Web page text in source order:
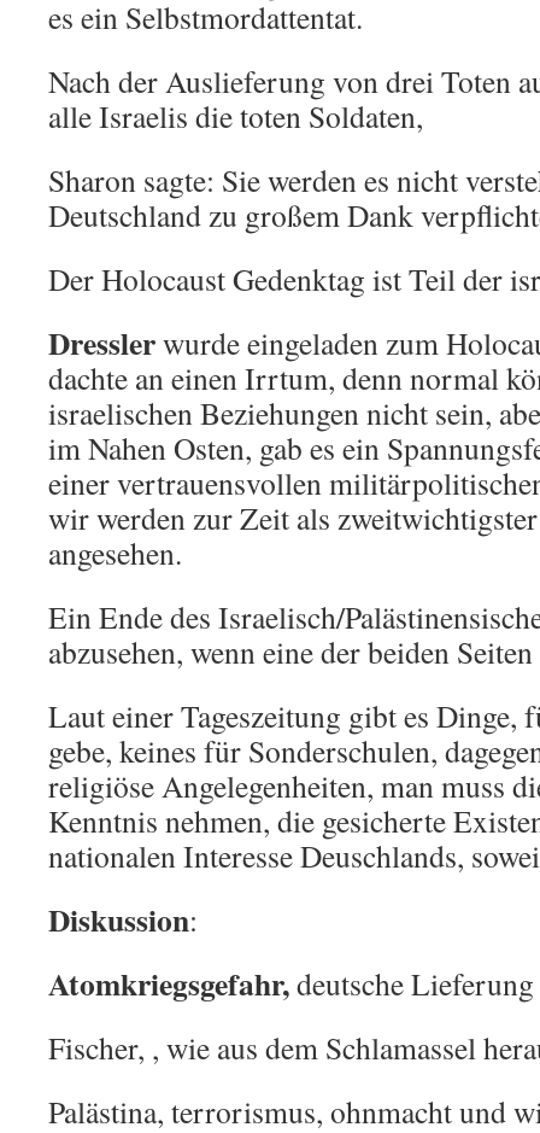
es ein Selbstmordattentat.
Nach der Auslieferung von drei Toten
alle Israelis die toten Soldaten,
Sharon sagte: Sie werden es nicht
Deutschland zu großem Dank
Der Holocaust Gedenktag ist Teil der
Dresslerwurde eingeladen zum
dachte an einen Irrtum, denn normal
israelischen Beziehungen nicht sein,
im Nahen Osten, gab es ein
einer vertrauensvollen
wir werden zur Zeit als
angesehen.
Ein Ende des Israelisch/
abzusehen, wenn eine der beiden
Laut einer Tageszeitung gibt es Dinge,
gebe, keines für Sonderschulen,
religiöse Angelegenheiten, man muss
Kenntnis nehmen, die gesicherte
nationalen Interesse Deuschlands,
Diskussion:
Atomkriegsgefahr,deutsche Lieferung
Fischer, , wie aus dem Schlamassel
Palästina, terrorismus, ohnmacht und